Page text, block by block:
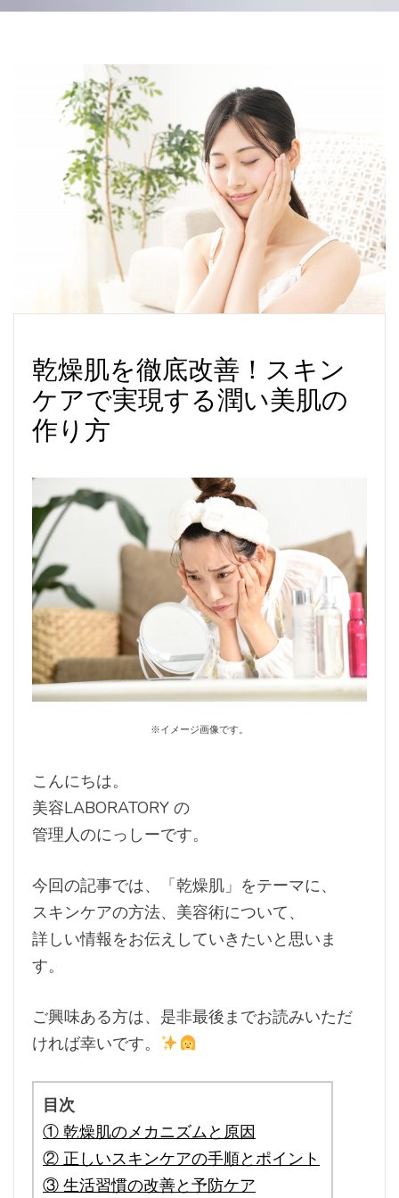
乾燥肌を徹底改善！スキン
ケアで実現する潤い美肌の
作り方
※イメージ画像です。
こんにちは。
美容LABORATORY の
管理人のにっしーです。
今回の記事では、「乾燥肌」をテーマに、
スキンケアの方法、美容術について、
詳しい情報をお伝えしていきたいと思いま
す。
ご興味ある方は、是非最後までお読みいただ
ければ幸いです。
目次
① 乾燥肌のメカニズムと原因
② 正しいスキンケアの手順とポイント
③ 生活習慣の改善と予防ケア